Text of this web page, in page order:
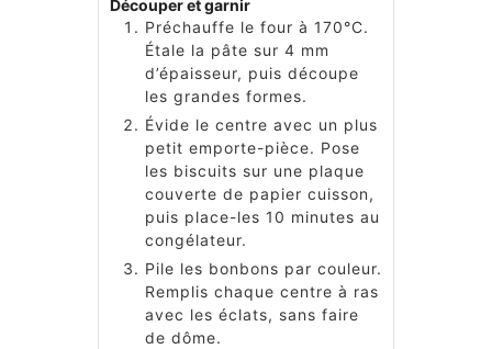
Découper et garnir
Préchauffe le four à 170°C.
Étale la pâte sur 4 mm
d’épaisseur, puis découpe
les grandes formes.
Évide le centre avec un plus
petit emporte-pièce. Pose
les biscuits sur une plaque
couverte de papier cuisson,
puis place-les 10 minutes au
congélateur.
Pile les bonbons par couleur.
Remplis chaque centre à ras
avec les éclats, sans faire
de dôme.